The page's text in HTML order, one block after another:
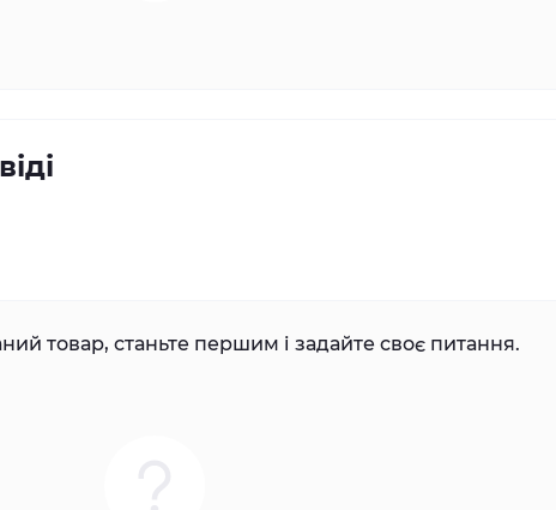
товар, станьте першим і задайте своє питання.